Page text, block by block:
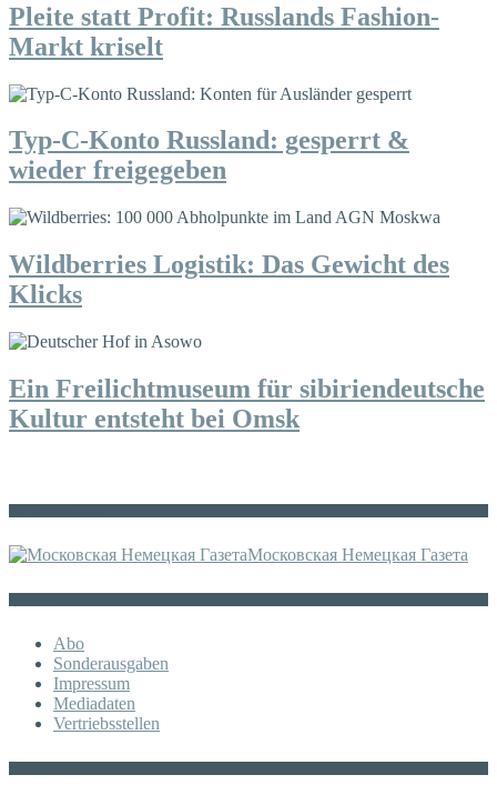
Pleite statt Profit: Russlands Fashion-
Markt kriselt
Typ-C-Konto Russland: gesperrt &
wieder freigegeben
Wildberries Logistik: Das Gewicht des
Klicks
Ein Freilichtmuseum für sibiriendeutsche
Kultur entsteht bei Omsk
Московская Немецкая Газета
Abo
Sonderausgaben
Impressum
Mediadaten
Vertriebsstellen